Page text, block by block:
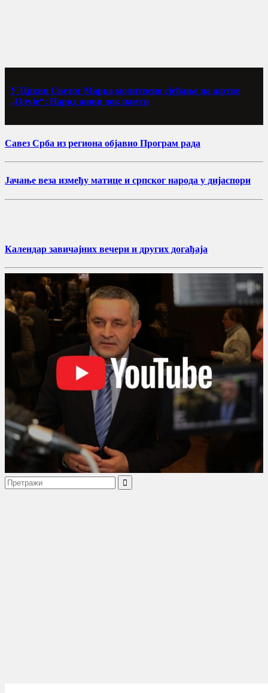
У Цркви Светог Марка молитвено сјећање на жртве
„Олује“: Народ живи док памти
Савез Срба из региона објавио Програм рада
Јачање веза између матице и српског народа у дијаспори
Календар завичајних вечери и других догађаја